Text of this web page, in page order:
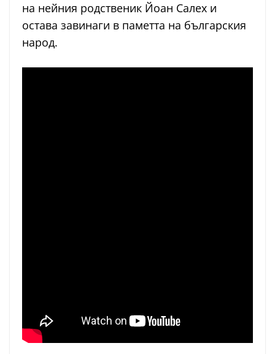
на нейния родственик Йоан Салех и
остава завинаги в паметта на българския
народ.